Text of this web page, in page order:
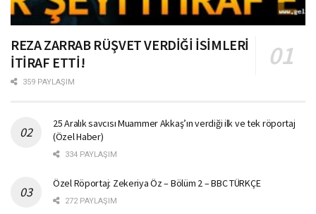
REZA ZARRAB RÜŞVET VERDİĞİ İSİMLERİ
İTİRAF ETTİ!
359 PAYLAŞIM
25 Aralık savcısı Muammer Akkaş’ın verdiği ilk ve tek röportaj
(Özel Haber)
334 PAYLAŞIM
Özel Röportaj: Zekeriya Öz – Bölüm 2 – BBC TÜRKÇE
272 PAYLAŞIM